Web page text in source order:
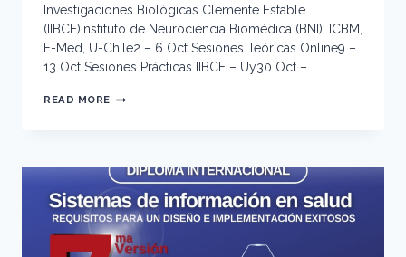
Investigaciones Biológicas Clemente Estable
(IIBCE)Instituto de Neurociencia Biomédica (BNI), ICBM,
F-Med, U-Chile2 – 6 Oct Sesiones Teóricas Online9 –
13 Oct Sesiones Prácticas IIBCE – Uy30 Oct –…
READ MORE CURSO
PARA
EL
ESTUDIO
DE
BIOFILMS
BACTERIANOS